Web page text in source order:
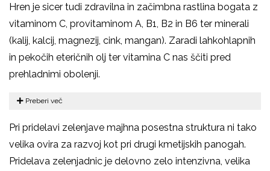
Hren je sicer tudi zdravilna in začimbna rastlina bogata z
vitaminom C, provitaminom A, B1, B2 in B6 ter minerali
(kalij, kalcij, magnezij, cink, mangan). Zaradi lahkohlapnih
in pekočih eteričnih olj ter vitamina C nas ščiti pred
prehladnimi obolenji.
Preberi več
Pri pridelavi zelenjave majhna posestna struktura ni tako
velika ovira za razvoj kot pri drugi kmetijskih panogah.
Pridelava zelenjadnic je delovno zelo intenzivna, velika